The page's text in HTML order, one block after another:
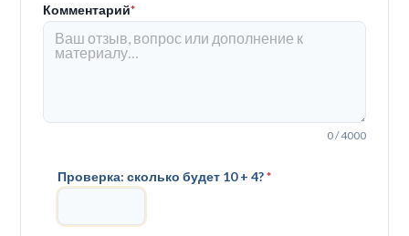
Комментарий*
0 / 4000
Проверка: сколько будет 10 + 4?*